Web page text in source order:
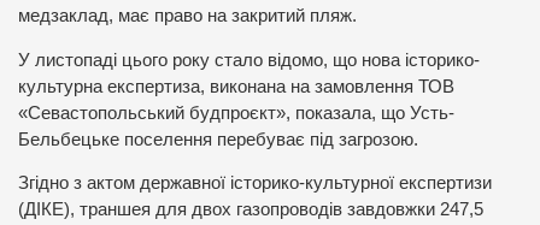
медзаклад, має право на закритий пляж.
У листопаді цього року стало відомо, що нова історико-
культурна експертиза, виконана на замовлення ТОВ
«Севастопольський будпроєкт», показала, що Усть-
Бельбецьке поселення перебуває під загрозою.
Згідно з актом державної історико-культурної експертизи
(ДІКЕ), траншея для двох газопроводів завдовжки 247,5